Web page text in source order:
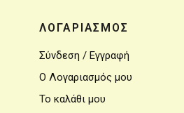
ΛΟΓΑΡΙΑΣΜΟΣ
Σύνδεση / Εγγραφή
Ο Λογαριασμός μου
Το καλάθι μου